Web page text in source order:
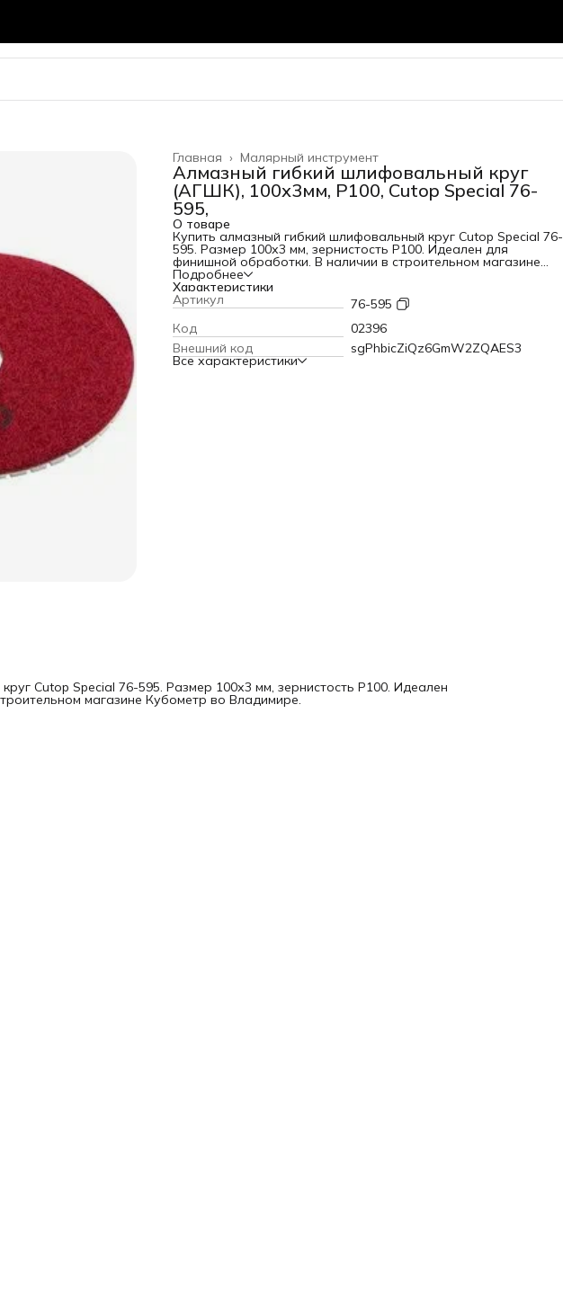
Малярный инструмент
Главная ›
Алмазный гибкий шлифовальный круг
(АГШК), 100х3мм, P100, Cutop Special 76-
595,
О товаре
Купить алмазный гибкий шлифовальный круг Cutop Special 76-
595. Размер 100х3 мм, зернистость P100. Идеален для
финишной обработки. В наличии в строительном магазине
Кубометр во Владимире.
Подробнее
Характеристики
Артикул
76-595
Код
02396
Внешний код
sgPhbicZiQz6GmW2ZQAES3
Все характеристики
Cutop Special 76-595. Размер 100х3 мм, зернистость P100. Идеален
магазине Кубометр во Владимире.